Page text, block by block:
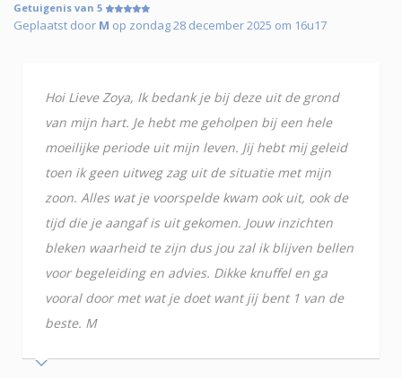
Getuigenis van 5
Geplaatst door M op zondag 28 december 2025 om 16u17
Hoi Lieve Zoya, Ik bedank je bij deze uit de grond
van mijn hart. Je hebt me geholpen bij een hele
moeilijke periode uit mijn leven. Jij hebt mij geleid
toen ik geen uitweg zag uit de situatie met mijn
zoon. Alles wat je voorspelde kwam ook uit, ook de
tijd die je aangaf is uit gekomen. Jouw inzichten
bleken waarheid te zijn dus jou zal ik blijven bellen
voor begeleiding en advies. Dikke knuffel en ga
vooral door met wat je doet want jij bent 1 van de
beste. M